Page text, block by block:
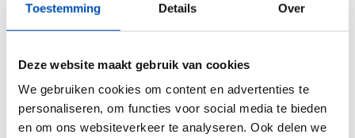
Toestemming Details Over
Deze website maakt gebruik van cookies
We gebruiken cookies om content en advertenties te
personaliseren, om functies voor social media te bieden
en om ons websiteverkeer te analyseren. Ook delen we